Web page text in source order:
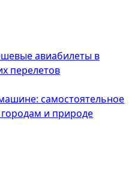
авиабилеты в
перелетов
самостоятельное
и природе